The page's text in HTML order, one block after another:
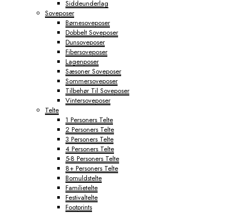
Siddeunderlag
Soveposer
Børnesoveposer
Dobbelt Soveposer
Dunsoveposer
Fibersoveposer
Lagenposer
Sæsoner Soveposer
Sommersoveposer
Tilbehør Til Soveposer
Vintersoveposer
Telte
1 Personers Telte
2 Personers Telte
3 Personers Telte
4 Personers Telte
5-8 Personers Telte
8+ Personers Telte
Bomuldstelte
Familietelte
Festivaltelte
Footprints